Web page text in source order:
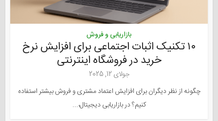
بازاریابی و فروش
۱۰ تکنیک اثبات اجتماعی برای افزایش نرخ
خرید در فروشگاه اینترنتی
جولای 12, 2025
چگونه از نظر دیگران برای افزایش اعتماد مشتری و فروش بیشتر استفاده
کنیم؟ در بازاریابی دیجیتال،...